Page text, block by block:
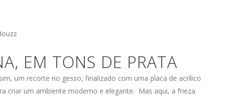
EM TONS DE PRATA
um recorte no gesso, finalizado com uma placa de acrílico
criar um ambiente moderno e elegante. Mas aqui, a frieza